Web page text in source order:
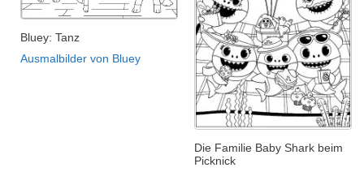
Bluey: Tanz
Ausmalbilder von Bluey
Die Familie Baby Shark beim
Picknick